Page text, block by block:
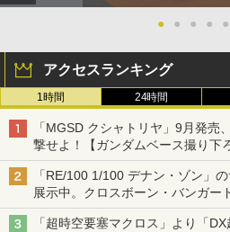
● ● ● ● ●
アクセスランキング
1時間 24時間
「MGSD クシャトリヤ」9月発売
撃せよ！【ガンダムベース撮り下
「RE/100 1/100 デナン・ゾン」
展示中。クロスボーン・バンガー
【ガンダムベース撮り下ろし】
「超時空要塞マクロス」より「